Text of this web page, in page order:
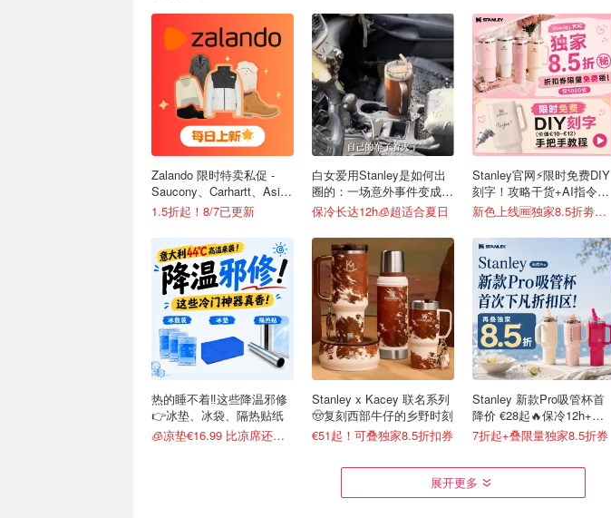
Zalando 限时特卖私促 -
Saucony、Carhartt、Asics
等
1.5折起！8/7已更新
热的睡不着‼️这些降温邪修
👉冰垫、冰袋、隔热贴纸
🧊凉垫€16.99 比凉席还管用
白女爱用Stanley是如何出
圈的：一场意外事件变成顶
级营销案例
保冷长达12h🧊超适合夏日
Stanley x Kacey 联名系列
🤠复刻西部牛仔的乡野时刻
€51起！可叠独家8.5折扣券
Stanley官网⚡️限时免费DIY
刻字！攻略干货+AI指令直
接戳
新色上线🆓独家8.5折劵速领
Stanley 新款Pro吸管杯首
降价 €28起🔥保冷12h+，
便携不漏水
7折起+叠限量独家8.5折券
展开更多